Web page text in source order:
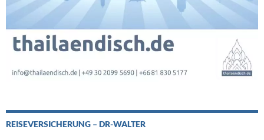
REISEVERSICHERUNG – DR-WALTER